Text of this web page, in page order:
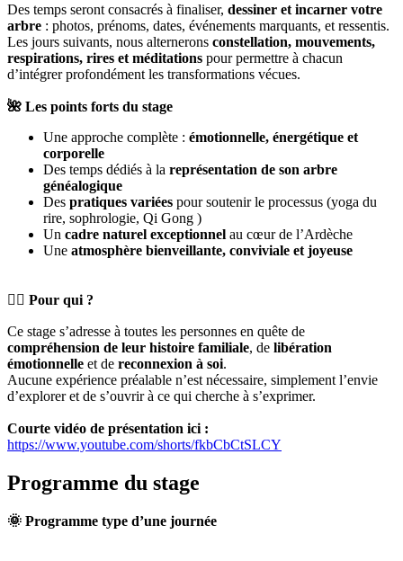
Des temps seront consacrés à finaliser, dessiner et incarner votre
arbre : photos, prénoms, dates, événements marquants, et ressentis.
Les jours suivants, nous alternerons constellation, mouvements,
respirations, rires et méditations pour permettre à chacun
d’intégrer profondément les transformations vécues.
🌺 Les points forts du stage
Une approche complète : émotionnelle, énergétique et
corporelle
Des temps dédiés à la représentation de son arbre
généalogique
Des pratiques variées pour soutenir le processus (yoga du
rire, sophrologie, Qi Gong )
Un cadre naturel exceptionnel au cœur de l’Ardèche
Une atmosphère bienveillante, conviviale et joyeuse
🧘‍♀️ Pour qui ?
Ce stage s’adresse à toutes les personnes en quête de
compréhension de leur histoire familiale, de libération
émotionnelle et de reconnexion à soi.
Aucune expérience préalable n’est nécessaire, simplement l’envie
d’explorer et de s’ouvrir à ce qui cherche à s’exprimer.
Courte vidéo de présentation ici :
https://www.youtube.com/shorts/fkbCbCtSLCY
Programme du stage
🌞 Programme type d’une journée